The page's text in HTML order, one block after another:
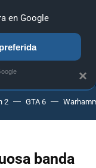
SONY NINTENDO
2 GTA 6
banda
×
en Google